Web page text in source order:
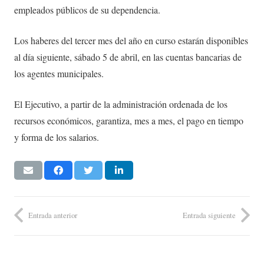
empleados públicos de su dependencia.
Los haberes del tercer mes del año en curso estarán disponibles
al día siguiente, sábado 5 de abril, en las cuentas bancarias de
los agentes municipales.
El Ejecutivo, a partir de la administración ordenada de los
recursos económicos, garantiza, mes a mes, el pago en tiempo
y forma de los salarios.
Entrada anterior Entrada siguiente